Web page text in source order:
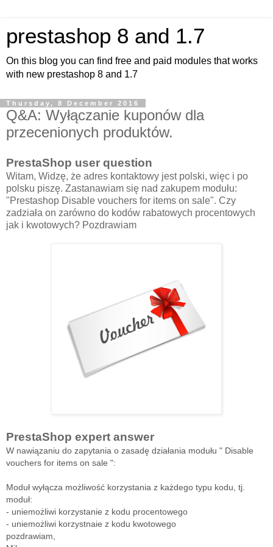
prestashop 8 and 1.7
On this blog you can find free and paid modules that works
with new prestashop 8 and 1.7
Thursday, 8 December 2016
Q&A: Wyłączanie kuponów dla
przecenionych produktów.
PrestaShop user question
Witam, Widzę, że adres kontaktowy jest polski, więc i po
polsku piszę. Zastanawiam się nad zakupem modułu:
"Prestashop Disable vouchers for items on sale". Czy
zadziała on zarówno do kodów rabatowych procentowych
jak i kwotowych? Pozdrawiam
PrestaShop expert answer
W nawiązaniu do zapytania o zasadę działania modułu " Disable
vouchers for items on sale ":
Moduł wyłącza możliwość korzystania z każdego typu kodu, tj.
moduł:
- uniemożliwi korzystanie z kodu procentowego
- uniemożliwi korzystnaie z kodu kwotowego
pozdrawiam,